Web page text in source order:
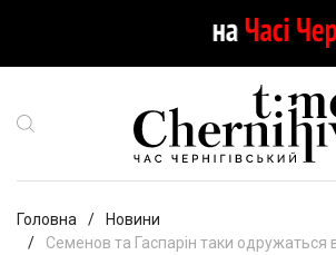
Головна
Новини
Семенов та Гаспарін таки одружаться